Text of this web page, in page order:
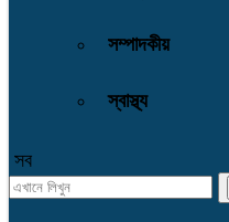
সম্পাদকীয়
স্বাস্থ্য
সব